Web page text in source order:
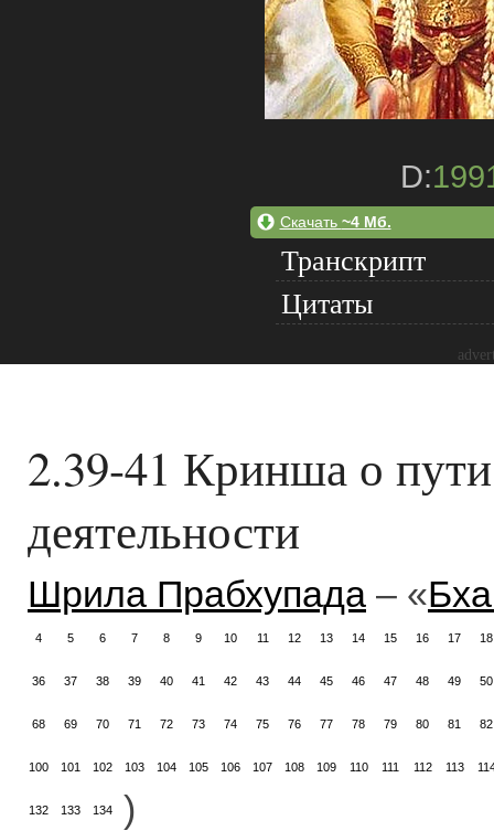
D:
Скачать ~4 Мб.
Транскрипт
Цитаты
2.39-41 Кринша о
деятельности
Шрила Прабхупада – «
4 5 6 7 8 9 10 11 12 13 14 15 16 17 18
36 37 38 39 40 41 42 43 44 45 46 47 48 49 50
68 69 70 71 72 73 74 75 76 77 78 79 80 81 82
100 101 102 103 104 105 106 107 108 109 110 111 112 113
132 133 134
)